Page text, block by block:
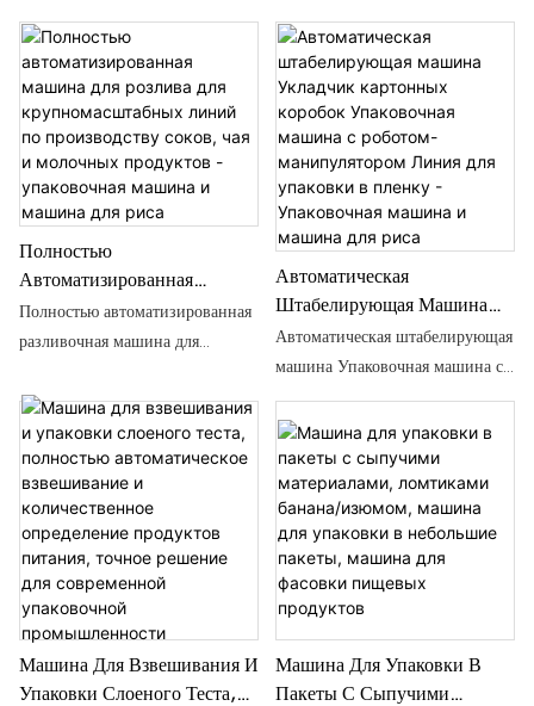
Подачи Крышки - Машина
И Стиральная Машина
головками и устройством
подачи крышек. Подробная
информация и цены на
стиральную машину от
Автоматические ротационные
укупорочные машины для
круглых бутылок с шестью
головками и устройством
подачи крышек - Shanghai
Жидкостей - Упаковочная
Машина Для Пакетов И
Вакуумная Упаковочная
Машина
упаковки и этикетирования
Укупорочная линия для розлива
жидкостей в чистую воду.
Подробная информация и цены
об упаковочной машине для
пакетов. Машина для вакуумной
упаковки от OEM. > Компания
материалов, ООО
Полностью
Автоматизированная
Машина Для Розлива Для
Крупномасштабных Линий
И Молочных Продуктов -
Упаковочная Машина И
Машина Для Риса
Полностью автоматизированная
разливочная машина для
производству соков, чая и
молочных продуктов. Подробная
информация и цены об
упаковочной машине. Машина
для риса от Полностью
автоматизированной
разливочной машины для
крупномасштабных линий по
производству сока, чая и
молочных продуктов -
Shanghai Shouda Packing
Автоматическая
Штабелирующая Машина
Укладчик Картонных
Коробок Упаковочная
Манипулятором Линия Для
Упаковки В Пленку -
Упаковочная Машина И
Машина Для Риса
Автоматическая штабелирующая
машина Упаковочная машина с
роботом-манипулятором для
картонных коробок Линия для
упаковки оберточной пленки.
Подробная информация и цена
об упаковочной машине
Машина для риса от
автоматической штабелёрной
машины Упаковочная машина с
роботом-манипулятором для
укладки картонных коробок
Линия для упаковки в
Машина Для Взвешивания И
Упаковки Слоеного Теста,
Машина Для Упаковки В
Пакеты С Сыпучими